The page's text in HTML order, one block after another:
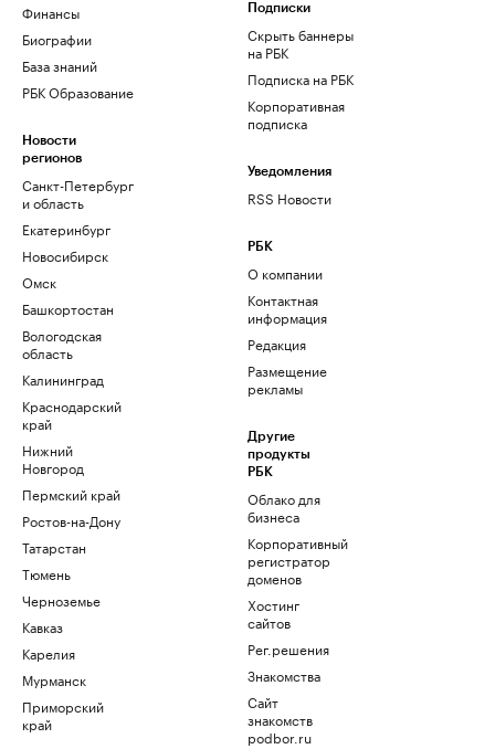
Финансы
Биографии
База знаний
РБК Образование
Новости
регионов
Санкт-Петербург
и область
Екатеринбург
Новосибирск
Омск
Башкортостан
Вологодская
область
Калининград
Краснодарский
край
Нижний
Новгород
Пермский край
Ростов-на-Дону
Татарстан
Тюмень
Черноземье
Кавказ
Карелия
Мурманск
Приморский
край
Подписки
Скрыть баннеры
на РБК
Подписка на РБК
Корпоративная
подписка
Уведомления
RSS Новости
РБК
О компании
Контактная
информация
Редакция
Размещение
рекламы
Другие
продукты
РБК
Облако для
бизнеса
Корпоративный
регистратор
доменов
Хостинг
сайтов
Рег.решения
Знакомства
Сайт
знакомств
podbor.ru